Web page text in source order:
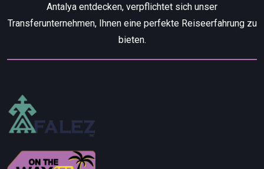
Antalya entdecken, verpflichtet sich unser
Transferunternehmen, Ihnen eine perfekte Reiseerfahrung zu
bieten.